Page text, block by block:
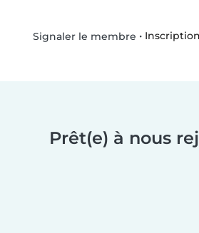
Signaler le membre •
Prêt(e) à nous